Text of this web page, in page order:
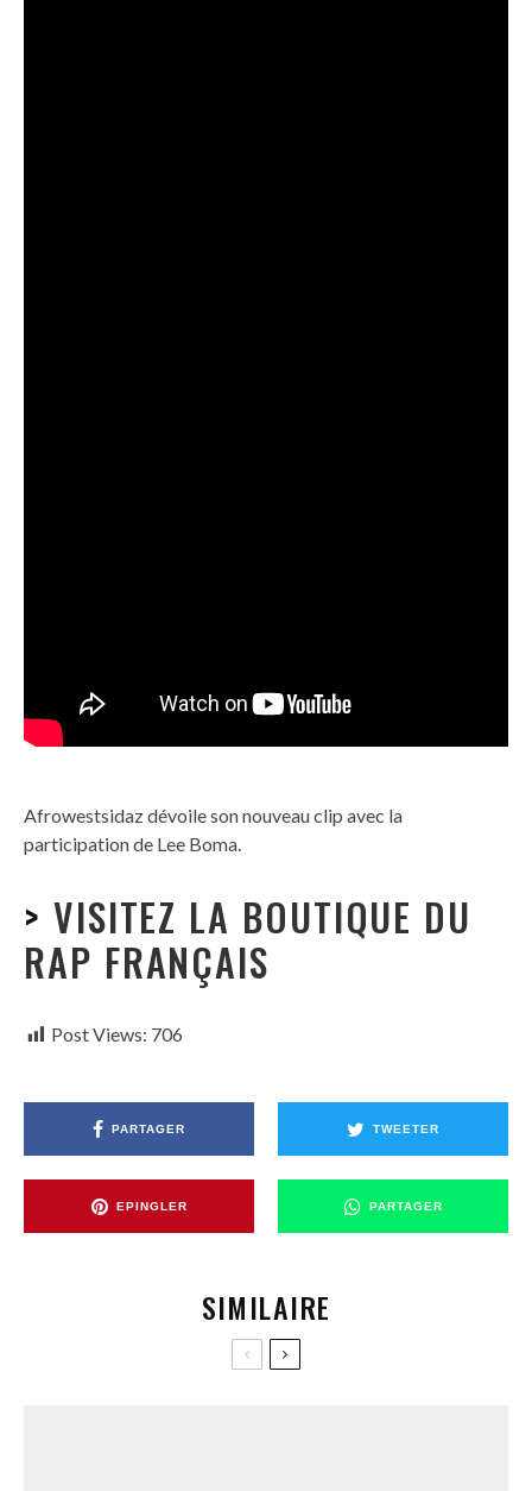
Afrowestsidaz dévoile son nouveau clip avec la
participation de Lee Boma.
> VISITEZ LA BOUTIQUE DU
RAP FRANÇAIS
Post Views: 706
PARTAGER TWEETER
EPINGLER PARTAGER
SIMILAIRE